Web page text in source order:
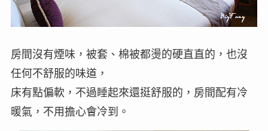
房間沒有煙味，被套、棉被都燙的硬直直的，也沒
任何不舒服的味道，
床有點偏軟，不過睡起來還挺舒服的，房間配有冷
暖氣，不用擔心會冷到。